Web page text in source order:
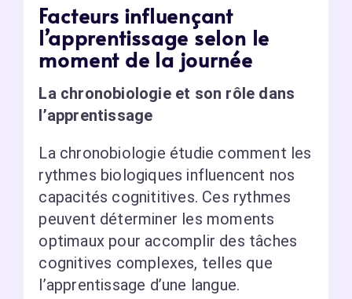
Facteurs influençant
l’apprentissage selon le
moment de la journée
La chronobiologie et son rôle dans
l’apprentissage
La chronobiologie étudie comment les
rythmes biologiques influencent nos
capacités cognititives. Ces rythmes
peuvent déterminer les moments
optimaux pour accomplir des tâches
cognitives complexes, telles que
l’apprentissage d’une langue.